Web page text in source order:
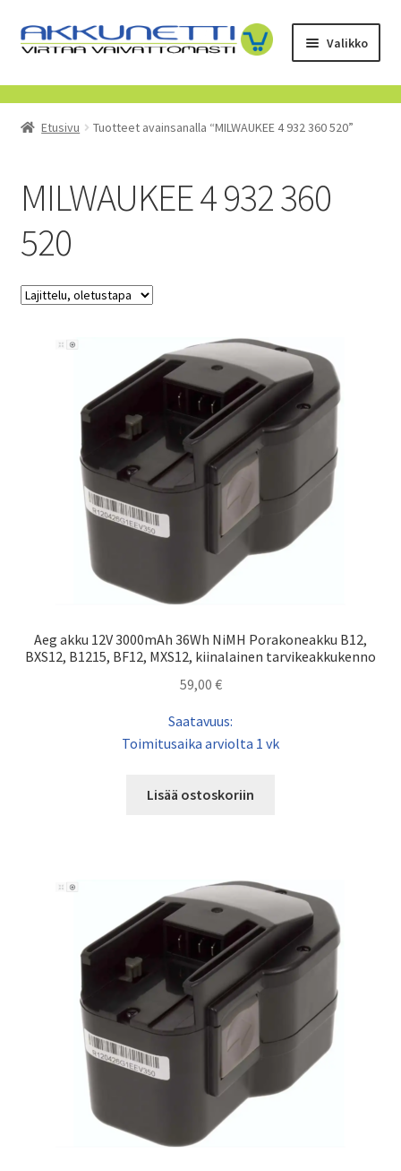
Siirry
navigointiin
Siirry
sisältöön
Valikko
Kauppa
Tietoa meistä
Toimitusehdot
Etusivu Tuotteet avainsanalla “MILWAUKEE 4 932 360 520”
MILWAUKEE 4 932 360
520
Aeg akku 12V 3000mAh 36Wh NiMH Porakoneakku B12,
BXS12, B1215, BF12, MXS12, kiinalainen tarvikeakkukenno
59,00 €
Saatavuus:
Toimitusaika arviolta 1 vk
Lisää ostoskoriin